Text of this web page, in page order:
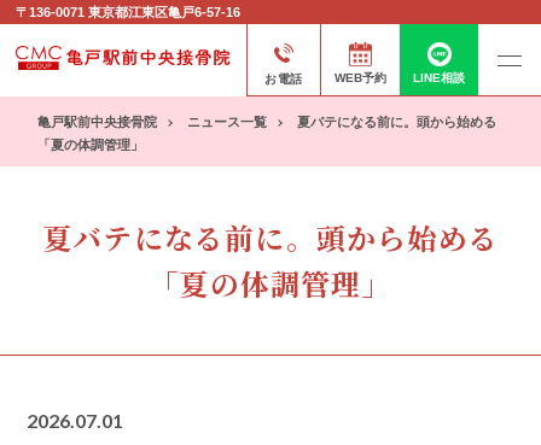
〒136-0071 東京都江東区亀戸6-57-16
お電話 WEB予約 LINE相談
亀戸駅前中央接骨院 ニュース一覧
夏バテになる前に。頭から始める
「夏の体調管理」
夏バテになる前に。頭から始める
「夏の体調管理」
2026.07.01